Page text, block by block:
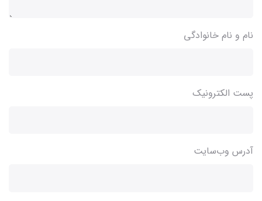
نام و نام خانوادگی
پست الکترونیک
آدرس وب‌سایت